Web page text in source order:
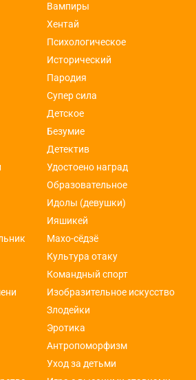
Вампиры
Хентай
Психологическое
Исторический
Пародия
Супер сила
Детское
Безумие
Детектив
Удостоено наград
Образовательное
Идолы (девушки)
Ияшикей
Махо-сёдзё
Культура отаку
Командный спорт
Изобразительное искусство
Злодейки
Эротика
Антропоморфизм
Уход за детьми